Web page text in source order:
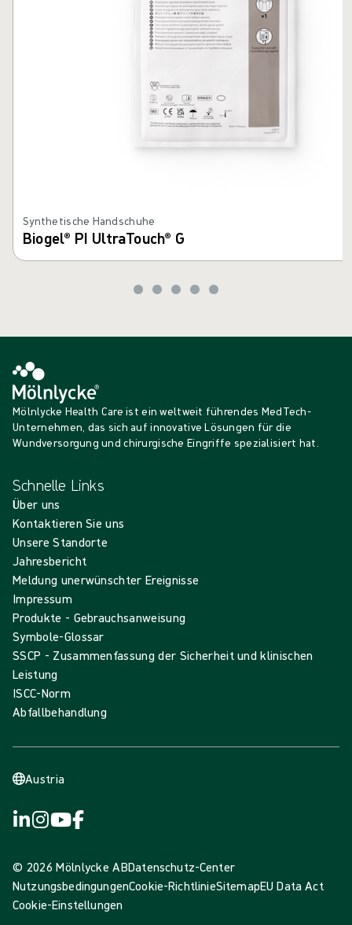
Synthetische Handschuhe
Biogel® PI UltraTouch® G
Mölnlycke Health Care ist ein weltweit führendes MedTech-
Unternehmen, das sich auf innovative Lösungen für die
Wundversorgung und chirurgische Eingriffe spezialisiert hat.
Schnelle Links
Über uns
Kontaktieren Sie uns
Unsere Standorte
Jahresbericht
Meldung unerwünschter Ereignisse
Impressum
Produkte - Gebrauchsanweisung
Symbole-Glossar
SSCP - Zusammenfassung der Sicherheit und klinischen
Leistung
ISCC-Norm
Abfallbehandlung
Austria
© 2026 Mölnlycke ABDatenschutz-Center
NutzungsbedingungenCookie-RichtlinieSitemapEU Data Act
Cookie-Einstellungen